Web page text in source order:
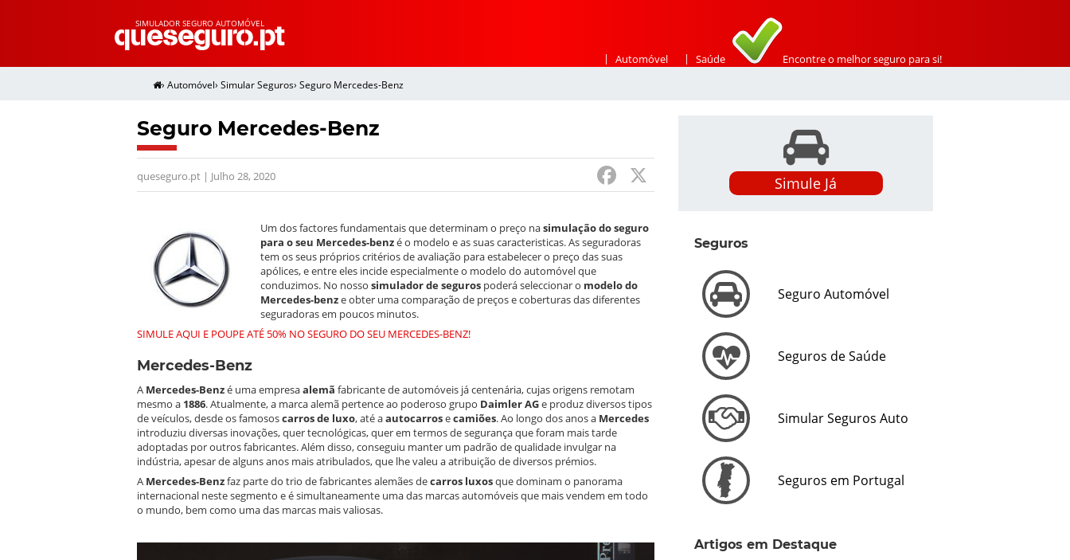
SIMULADOR SEGURO AUTOMÓVEL
Encontre o melhor seguro para si!
| Automóvel | Saúde
› Automóvel› Simular Seguros› Seguro Mercedes-Benz
Seguro Mercedes-Benz
queseguro.pt | Julho 28, 2020
Um dos factores fundamentais que determinam o preço nasimulação do seguro
para o seu Mercedes-benzé o modelo e as suas caracteristicas. As seguradoras
tem os seus próprios critérios de avaliação para estabelecer o preço das suas
apólices, e entre eles incide especialmente o modelo do automóvel que
conduzimos. No nosso simulador de segurospoderá seleccionar o modelo do
Mercedes-benze obter uma comparação de preços e coberturas das diferentes
seguradoras em poucos minutos.
SIMULE AQUI E POUPE ATÉ 50% NO SEGURO DO SEU MERCEDES-BENZ!
Mercedes-Benz
A Mercedes-Benzé uma empresaalemã fabricante de automóveis já centenária, cujas origens remotam
mesmo a 1886. Atualmente, a marca alemã pertence ao poderoso grupo Daimler AGe produz diversos tipos
de veículos, desde os famososcarros de luxo, até aautocarrosecamiões. Ao longo dos anos a Mercedes
introduziu diversas inovações, quer tecnológicas, quer em termos de segurança que foram mais tarde
adoptadas por outros fabricantes. Além disso, conseguiu manter um padrão de qualidade invulgar na
indústria, apesar de alguns anos mais atribulados, que lhe valeu a atribuição de diversos prémios.
A Mercedes-Benzfaz parte do trio de fabricantes alemães decarros luxosque dominam o panorama
internacional neste segmento e é simultaneamente uma das marcas automóveis que mais vendem em todo
o mundo, bem como uma das marcas mais valiosas.
F
a
c
e
b
o
Simule Já
Seguros
Seguro Automóvel
Seguros de Saúde
Simular Seguros Auto
Seguros em Portugal
Artigos em Destaque